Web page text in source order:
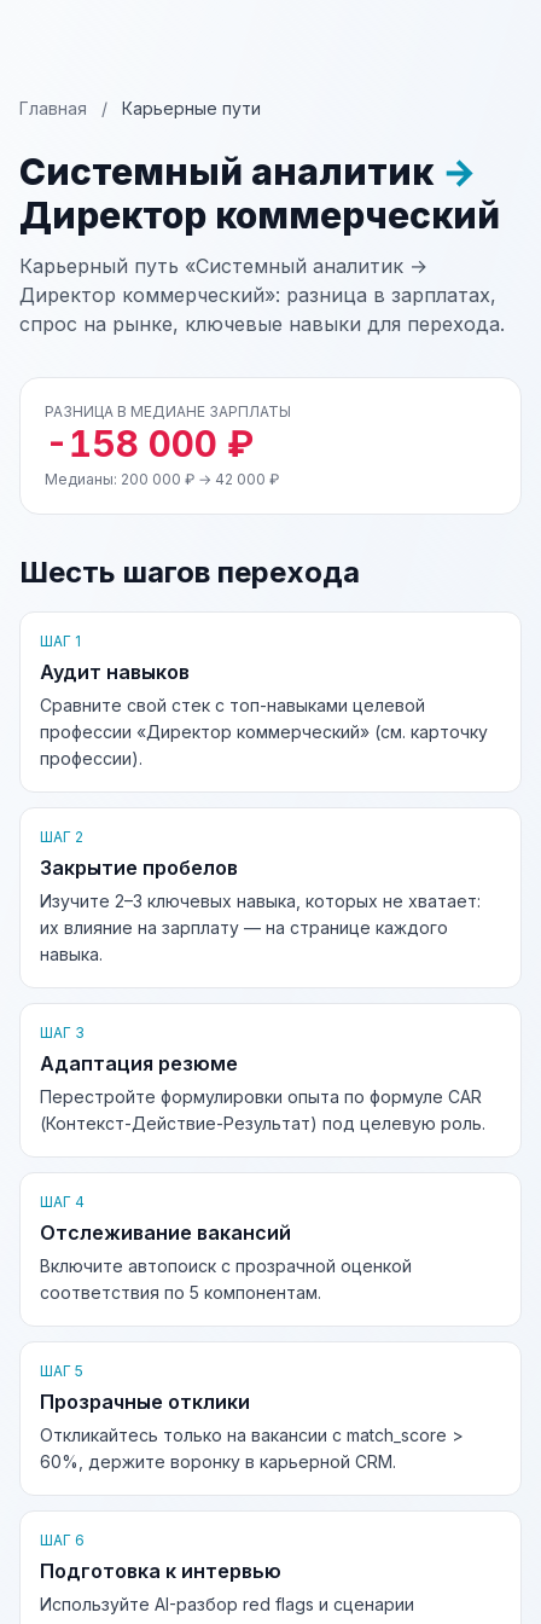
Главная / Карьерные пути
Системный аналитик →
Директор коммерческий
Карьерный путь «Системный аналитик →
Директор коммерческий»: разница в зарплатах,
спрос на рынке, ключевые навыки для перехода.
РАЗНИЦА В МЕДИАНЕ ЗАРПЛАТЫ
-158 000 ₽
Медианы: 200 000 ₽ → 42 000 ₽
Шесть шагов перехода
ШАГ 1
Аудит навыков
Сравните свой стек с топ-навыками целевой
профессии «Директор коммерческий» (см. карточку
профессии).
ШАГ 2
Закрытие пробелов
Изучите 2–3 ключевых навыка, которых не хватает:
их влияние на зарплату — на странице каждого
навыка.
ШАГ 3
Адаптация резюме
Перестройте формулировки опыта по формуле CAR
(Контекст-Действие-Результат) под целевую роль.
ШАГ 4
Отслеживание вакансий
Включите автопоиск с прозрачной оценкой
соответствия по 5 компонентам.
ШАГ 5
Прозрачные отклики
Откликайтесь только на вакансии с match_score >
60%, держите воронку в карьерной CRM.
ШАГ 6
Подготовка к интервью
Используйте AI-разбор red flags и сценарии